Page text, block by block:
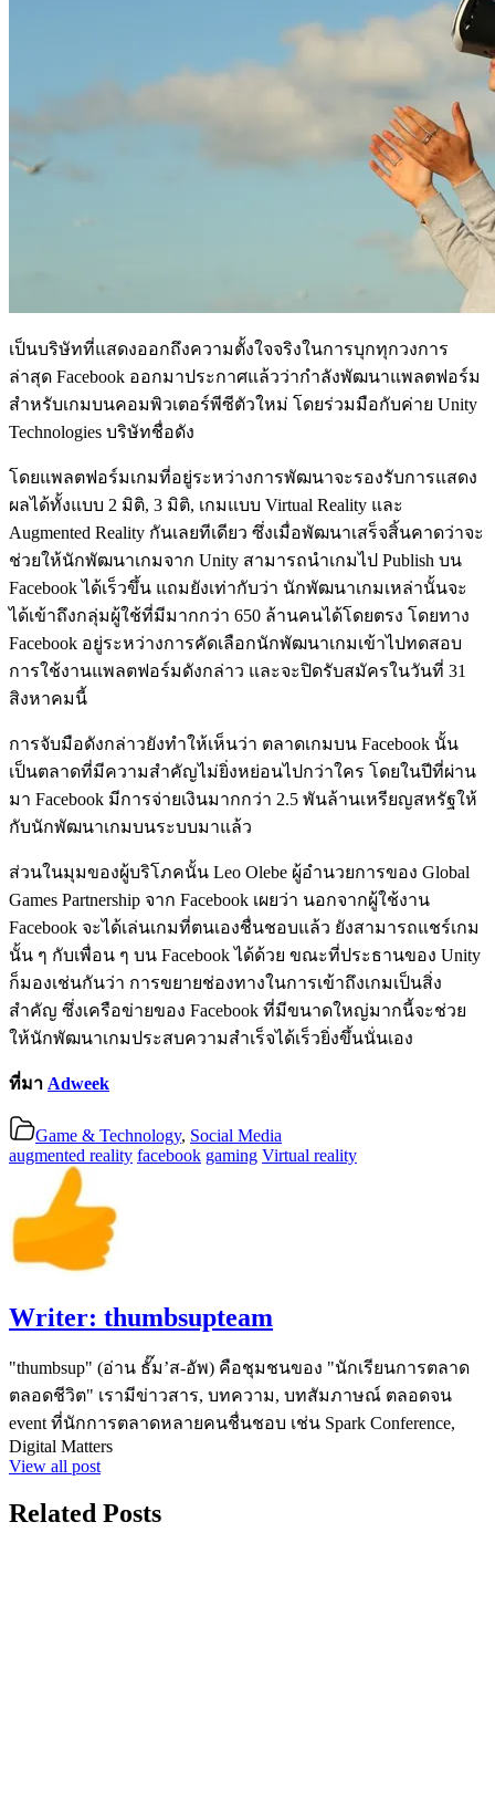
เป็นบริษัทที่แสดงออกถึงความตั้งใจจริงในการบุกทุกวงการ
ล่าสุด Facebook ออกมาประกาศแล้วว่ากำลังพัฒนาแพลตฟอร์ม
สำหรับเกมบนคอมพิวเตอร์พีซีตัวใหม่ โดยร่วมมือกับค่าย Unity
Technologies บริษัทชื่อดัง
โดยแพลตฟอร์มเกมที่อยู่ระหว่างการพัฒนาจะรองรับการแสดง
ผลได้ทั้งแบบ 2 มิติ, 3 มิติ, เกมแบบ Virtual Reality และ
Augmented Reality กันเลยทีเดียว ซึ่งเมื่อพัฒนาเสร็จสิ้นคาดว่าจะ
ช่วยให้นักพัฒนาเกมจาก Unity สามารถนำเกมไป Publish บน
Facebook ได้เร็วขึ้น แถมยังเท่ากับว่า นักพัฒนาเกมเหล่านั้นจะ
ได้เข้าถึงกลุ่มผู้ใช้ที่มีมากกว่า 650 ล้านคนได้โดยตรง โดยทาง
Facebook อยู่ระหว่างการคัดเลือกนักพัฒนาเกมเข้าไปทดสอบ
การใช้งานแพลตฟอร์มดังกล่าว และจะปิดรับสมัครในวันที่ 31
สิงหาคมนี้
การจับมือดังกล่าวยังทำให้เห็นว่า ตลาดเกมบน Facebook นั้น
เป็นตลาดที่มีความสำคัญไม่ยิ่งหย่อนไปกว่าใคร โดยในปีที่ผ่าน
มา Facebook มีการจ่ายเงินมากกว่า 2.5 พันล้านเหรียญสหรัฐให้
กับนักพัฒนาเกมบนระบบมาแล้ว
ส่วนในมุมของผู้บริโภคนั้น Leo Olebe ผู้อำนวยการของ Global
Games Partnership จาก Facebook เผยว่า นอกจากผู้ใช้งาน
Facebook จะได้เล่นเกมที่ตนเองชื่นชอบแล้ว ยังสามารถแชร์เกม
นั้น ๆ กับเพื่อน ๆ บน Facebook ได้ด้วย ขณะที่ประธานของ Unity
ก็มองเช่นกันว่า การขยายช่องทางในการเข้าถึงเกมเป็นสิ่ง
สำคัญ ซึ่งเครือข่ายของ Facebook ที่มีขนาดใหญ่มากนี้จะช่วย
ให้นักพัฒนาเกมประสบความสำเร็จได้เร็วยิ่งขึ้นนั่นเอง
ที่มา Adweek
Game & Technology, Social Media
augmented reality facebook gaming Virtual reality
Writer: thumbsupteam
"thumbsup" (อ่าน ธั๊ม’ส-อัพ) คือชุมชนของ "นักเรียนการตลาด
ตลอดชีวิต" เรามีข่าวสาร, บทความ, บทสัมภาษณ์ ตลอดจน
event ที่นักการตลาดหลายคนชื่นชอบ เช่น Spark Conference,
Digital Matters
View all post
Related Posts